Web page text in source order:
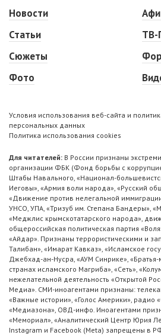
Новости
Статьи
Сюжеты
Фото
ТВ-
Условия использования веб-сайта и
персональных данных
Политика использования cookies
Для читателей: В России признаны
организации ФБК (Фонд борьбы с
Штабы Навального, «Национал-
Иеговы», «Армия воли народа», «Русский
«Движение против нелегальной
УНСО, УПА, «Тризуб им. Степана Бандеры»,
«Меджлис крымскотатарского народа»,
общероссийская политическая партия
«Айдар». Признаны террористическими и
Талибан», «Имарат Кавказ», «Исламское
Джебхад-ан-Нусра, «АУМ Синрике»,
странах исламского Магриба», «Сеть»,
нежелательной деятельность «Открытой
Медиа». СМИ-иноагентами признаны:
«Важные истории», «Голос Америки», радио
«Медиазона», ОВД-инфо. Иноагентами
«Мемориал», «Аналитический Центр Юрия
Instagram и Facebook (Metа) запрещены в